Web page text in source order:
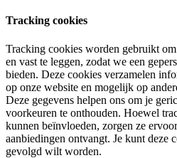
Tracking cookies
Tracking cookies worden gebruikt
en vast te leggen, zodat we een
bieden. Deze cookies verzamelen
op onze website en mogelijk op
Deze gegevens helpen ons om je
voorkeuren te onthouden. Hoewel
kunnen beïnvloeden, zorgen ze
aanbiedingen ontvangt. Je kunt deze
gevolgd wilt worden.